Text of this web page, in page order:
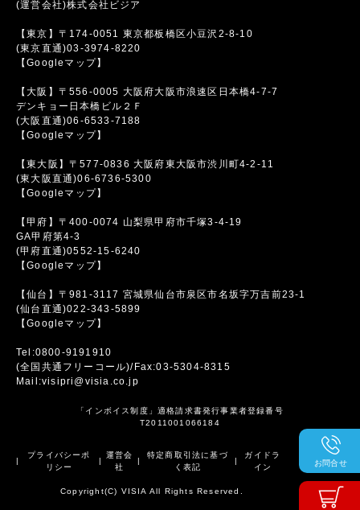
お問合せ
(運営会社)株式会社ビジア
【東京】〒174-0051 東京都板橋区小豆沢2-8-10
(東京直通)03-3974-8220
【Googleマップ】
【大阪】〒556-0005 大阪府大阪市浪速区日本橋4-7-7
デンキョー日本橋ビル２Ｆ
(大阪直通)06-6533-7188
【Googleマップ】
【東大阪】〒577-0836 大阪府東大阪市渋川町4-2-11
(東大阪直通)06-6736-5300
【Googleマップ】
【甲府】〒400-0074 山梨県甲府市千塚3-4-19
GA甲府第4-3
(甲府直通)0552-15-6240
【Googleマップ】
【仙台】〒981-3117 宮城県仙台市泉区市名坂字万吉前23-1
(仙台直通)022-343-5899
【Googleマップ】
Tel:0800-9191910
(全国共通フリーコール)/Fax:03-5304-8315
Mail:visipri@visia.co.jp
「インボイス制度」適格請求書発行事業者登録番号
T2011001066184
|
プライバシーポ
リシー
|
運営会
社
|
特定商取引法に基づ
く表記
|
ガイドラ
イン
Copyright(C) VISIA All Rights Reserved.